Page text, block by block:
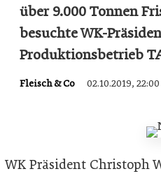
über 9.000 Tonnen
besuchte WK-
Produktionsbetrieb
Fleisch & Co 02.10.2019,
WK Präsident Christoph